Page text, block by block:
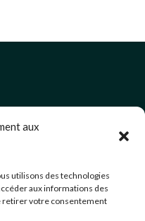
aux
utilisons des technologies
aux informations des
retirer votre consentement